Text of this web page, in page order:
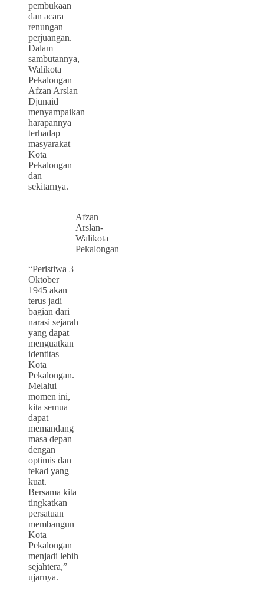
pembukaan
dan acara
renungan
perjuangan.
Dalam
sambutannya,
Walikota
Pekalongan
Afzan Arslan
Djunaid
menyampaikan
harapannya
terhadap
masyarakat
Kota
Pekalongan
dan
sekitarnya.
Afzan
Arslan-
Walikota
Pekalongan
“Peristiwa 3
Oktober
1945 akan
terus jadi
bagian dari
narasi sejarah
yang dapat
menguatkan
identitas
Kota
Pekalongan.
Melalui
momen ini,
kita semua
dapat
memandang
masa depan
dengan
optimis dan
tekad yang
kuat.
Bersama kita
tingkatkan
persatuan
membangun
Kota
Pekalongan
menjadi lebih
sejahtera,”
ujarnya.